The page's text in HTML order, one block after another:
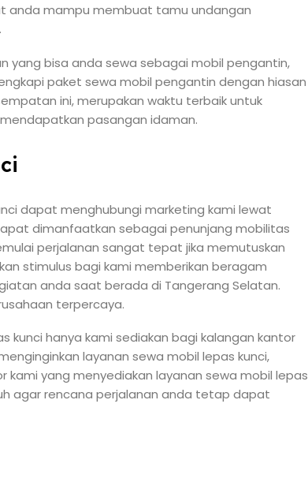
anda mampu membuat tamu undangan
yang bisa anda sewa sebagai mobil pengantin,
paket sewa mobil pengantin dengan hiasan
ini, merupakan waktu terbaik untuk
pasangan idaman.
dapat menghubungi marketing kami lewat
dimanfaatkan sebagai penunjang mobilitas
perjalanan sangat tepat jika memutuskan
stimulus bagi kami memberikan beragam
anda saat berada di Tangerang Selatan.
terpercaya.
kunci hanya kami sediakan bagi kalangan kantor
layanan sewa mobil lepas kunci,
yang menyediakan layanan sewa mobil lepas
agar rencana perjalanan anda tetap dapat